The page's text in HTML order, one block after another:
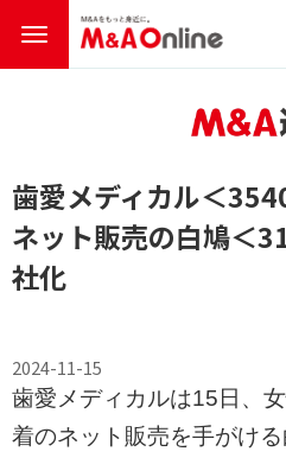
歯愛メディカル＜
ネット販売の白鳩＜
社化
2024-11-15
歯愛メディカルは15日、
着のネット販売を手がけ